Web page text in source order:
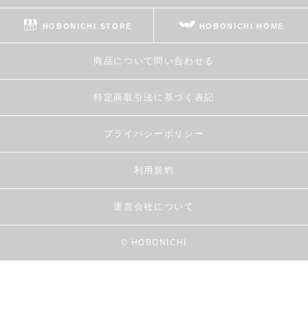
HOBONICHI STORE HOBONICHI HOME
商品について問い合わせる
特定商取引法に基づく表記
プライバシーポリシー
利用規約
運営会社について
© HOBONICHI